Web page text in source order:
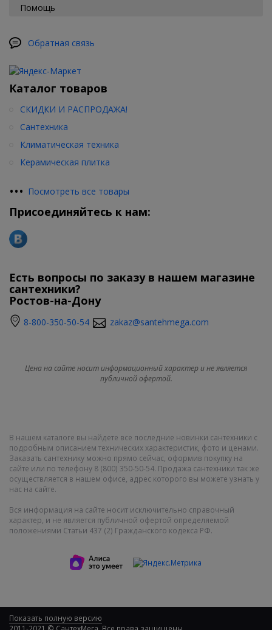
Помощь
Обратная связь
Каталог товаров
СКИДКИ И РАСПРОДАЖА!
Сантехника
Климатическая техника
Керамическая плитка
••• Посмотреть все товары
Присоединяйтесь к нам:
Есть вопросы по заказу в нашем магазине
сантехники?
Ростов-на-Дону
8-800-350-50-54 zakaz@santehmega.com
Цена на сайте носит информационный характер и не является
публичной офертой.
В нашем каталоге вы найдете все последние новинки сантехники с
подробным описанием технических характеристик, фото и ценами.
Заказать сантехнику можно прямо сейчас, оформив покупку на
сайте или по телефону 8 (800) 350-50-54. Продажа сантехники так же
осуществляется в нашем офисе, адрес которого вы можете узнать у
нас на сайте.
Вся информация на сайте носит исключительно справочный
характер, и не является публичной офертой определяемой
положениями Статьи 437 (2) Гражданского кодекса РФ.
Показать полную версию